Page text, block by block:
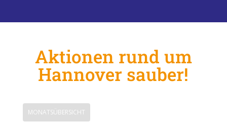
Aktionen rund um
Hannover sauber!
MONATSÜBERSICHT